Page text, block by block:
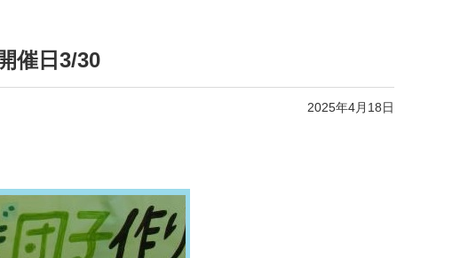
催日3/30
2025年4月18日